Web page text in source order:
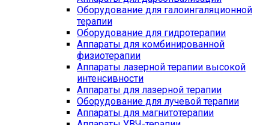
Оборудование для галоингаляционной
терапии
Оборудование для гидротерапии
Аппараты для комбинированной
физиотерапии
Аппараты лазерной терапии высокой
интенсивности
Аппараты для лазерной терапии
Оборудование для лучевой терапии
Аппараты для магнитотерапии